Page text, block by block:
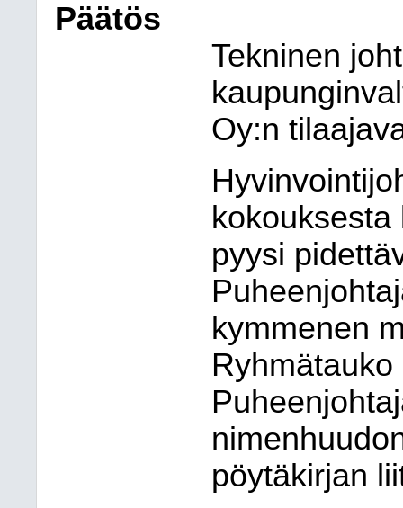
Päätös
Tekninen
Oy:n
pyysi
kymmenen
pöytäkirjan